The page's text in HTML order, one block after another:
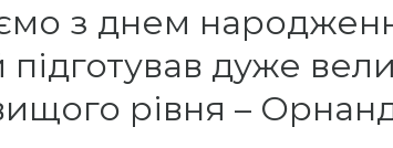
з днем
підготував дуже
рівня –